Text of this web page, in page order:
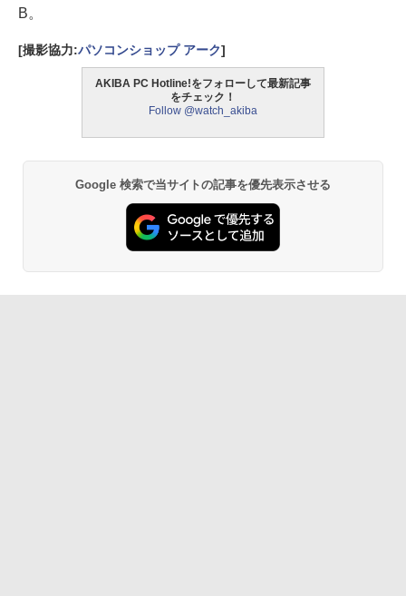
B。
[撮影協力:パソコンショップ アーク]
AKIBA PC Hotline!をフォローして最新記事
をチェック！
Follow @watch_akiba
Google 検索で当サイトの記事を優先表示させる